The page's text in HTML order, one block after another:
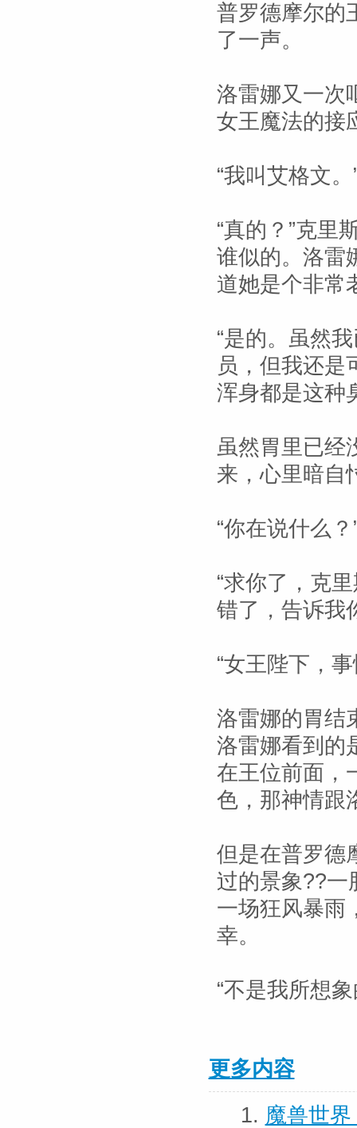
普罗德摩尔的
了一声。
洛雷娜又一次
女王魔法的接
“我叫艾格文。
“真的？”克里
谁似的。洛雷
道她是个非常
“是的。虽然
员，但我还是
浑身都是这种
虽然胃里已经
来，心里暗自
“你在说什么
“求你了，克
错了，告诉我
“女王陛下，
洛雷娜的胃结
洛雷娜看到的
在王位前面，
色，那神情跟
但是在普罗德
过的景象??一
一场狂风暴雨
幸。
“不是我所想
更多内容
1. 魔兽世